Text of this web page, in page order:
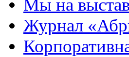
Мы на
Журнал